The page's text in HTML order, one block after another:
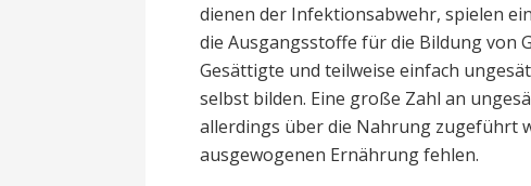
dienen der Infektionsabwehr, spielen
die Ausgangsstoffe für die Bildung von
Gesättigte und teilweise einfach
selbst bilden. Eine große Zahl an
allerdings über die Nahrung zugeführt
ausgewogenen Ernährung fehlen.